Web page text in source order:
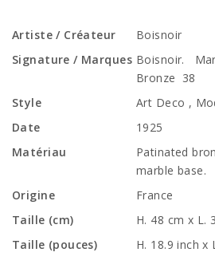
Artiste / Créateur
Boisnoir
Signature / Marques Boisnoir.
Bronze 38
Style
Art Deco ,
Date
1925
Matériau
Patinated
marble base.
Origine
France
Taille (cm)
H. 48 cm x L.
Taille (pouces)
H. 18.9 inch x